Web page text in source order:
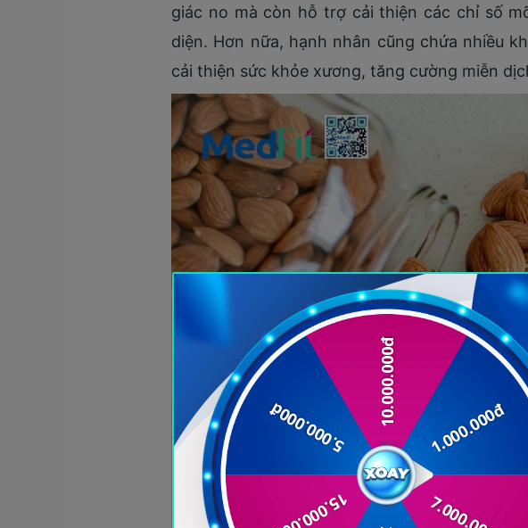
giác no mà còn hỗ trợ cải thiện các chỉ số
diện. Hơn nữa, hạnh nhân cũng chứa nhiều
cải thiện sức khỏe xương, tăng cường miễn